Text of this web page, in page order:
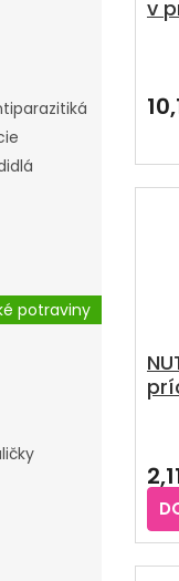
potraviny
V
O
V
v
je
z
5
je
4,7
z
5